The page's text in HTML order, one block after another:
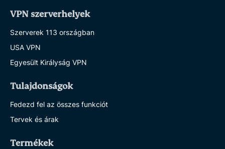
VPN szerverhelyek
Szerverek 113 országban
USA VPN
Egyesült Királyság VPN
Tulajdonságok
Fedezd fel az összes funkciót
Tervek és árak
Termékek